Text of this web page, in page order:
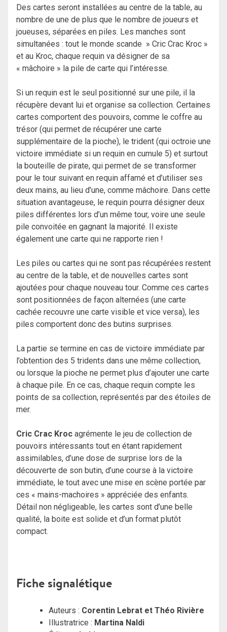
Des cartes seront installées au centre de la table, au
nombre de une de plus que le nombre de joueurs et
joueuses, séparées en piles. Les manches sont
simultanées : tout le monde scande » Cric Crac Kroc »
et au Kroc, chaque requin va désigner de sa
« mâchoire » la pile de carte qui l’intéresse.
Si un requin est le seul positionné sur une pile, il la
récupère devant lui et organise sa collection. Certaines
cartes comportent des pouvoirs, comme le coffre au
trésor (qui permet de récupérer une carte
supplémentaire de la pioche), le trident (qui octroie une
victoire immédiate si un requin en cumule 5) et surtout
la bouteille de pirate, qui permet de se transformer
pour le tour suivant en requin affamé et d’utiliser ses
deux mains, au lieu d’une, comme mâchoire. Dans cette
situation avantageuse, le requin pourra désigner deux
piles différentes lors d’un même tour, voire une seule
pile convoitée en gagnant la majorité. Il existe
également une carte qui ne rapporte rien !
Les piles ou cartes qui ne sont pas récupérées restent
au centre de la table, et de nouvelles cartes sont
ajoutées pour chaque nouveau tour. Comme ces cartes
sont positionnées de façon alternées (une carte
cachée recouvre une carte visible et vice versa), les
piles comportent donc des butins surprises.
La partie se termine en cas de victoire immédiate par
l’obtention des 5 tridents dans une même collection,
ou lorsque la pioche ne permet plus d’ajouter une carte
à chaque pile. En ce cas, chaque requin compte les
points de sa collection, représentés par des étoiles de
mer.
Cric Crac Kroc agrémente le jeu de collection de
pouvoirs intéressants tout en étant rapidement
assimilables, d’une dose de surprise lors de la
découverte de son butin, d’une course à la victoire
immédiate, le tout avec une mise en scène portée par
ces « mains-machoires » appréciée des enfants.
Détail non négligeable, les cartes sont d’une belle
qualité, la boite est solide et d’un format plutôt
compact.
Fiche signalétique
Auteurs : Corentin Lebrat et Théo Rivière
Illustratrice : Martina Naldi